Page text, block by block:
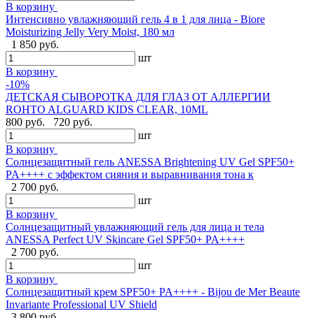
В корзину
Интенсивно увлажняющий гель 4 в 1 для лица - Biore
Moisturizing Jelly Very Moist, 180 мл
1 850 руб.
шт
В корзину
-10%
ДЕТСКАЯ СЫВОРОТКА ДЛЯ ГЛАЗ ОТ АЛЛЕРГИИ
ROHTO ALGUARD KIDS CLEAR, 10ML
800 руб.
720 руб.
шт
В корзину
Солнцезащитный гель ANESSA Brightening UV Gel SPF50+
PA++++ с эффектом сияния и выравнивания тона к
2 700 руб.
шт
В корзину
Солнцезащитный увлажняющий гель для лица и тела
ANESSA Perfect UV Skincare Gel SPF50+ PA++++
2 700 руб.
шт
В корзину
Cолнцезащитный крем SPF50+ PA++++ - Bijou de Mer Beaute
Invariante Professional UV Shield